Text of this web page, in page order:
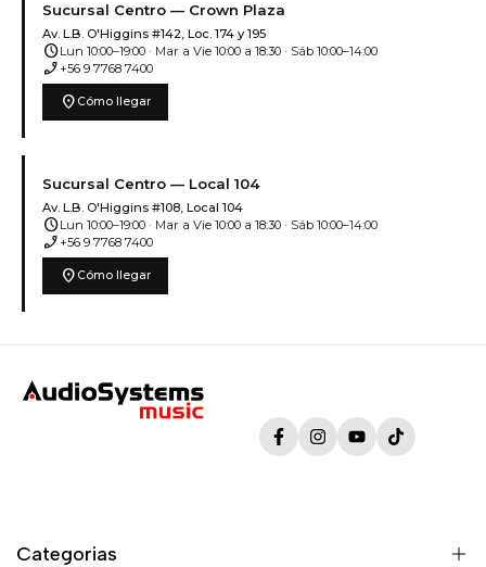
Sucursal Centro — Crown Plaza
Av. L.B. O'Higgins #142, Loc. 174 y 195
scheduleLun 10:00–19:00 · Mar a Vie 10:00 a 18:30 · Sáb 10:00–14:00
phone_enabled +56 9 7768 7400
location_on Cómo llegar
Sucursal Centro — Local 104
Av. L.B. O'Higgins #108, Local 104
scheduleLun 10:00–19:00 · Mar a Vie 10:00 a 18:30 · Sáb 10:00–14:00
phone_enabled +56 9 7768 7400
location_on Cómo llegar
FacebookInstagramYouTubeTikTok
Categorias